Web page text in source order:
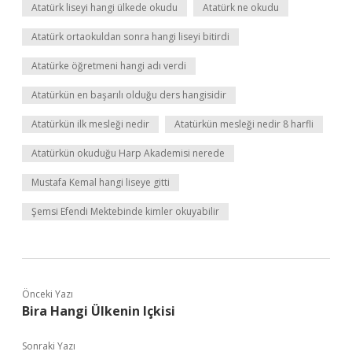
Atatürk liseyi hangi ülkede okudu Atatürk ne okudu
Atatürk ortaokuldan sonra hangi liseyi bitirdi
Atatürke öğretmeni hangi adı verdi
Atatürkün en başarılı olduğu ders hangisidir
Atatürkün ilk mesleği nedir Atatürkün mesleği nedir 8 harfli
Atatürkün okuduğu Harp Akademisi nerede
Mustafa Kemal hangi liseye gitti
Şemsi Efendi Mektebinde kimler okuyabilir
Önceki Yazı
Bira Hangi Ülkenin Içkisi
Sonraki Yazı